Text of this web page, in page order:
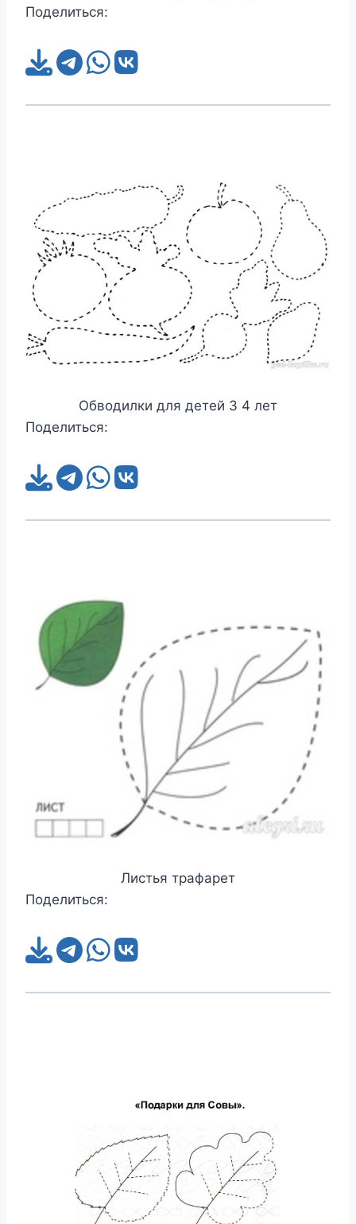
Поделиться:
Обводилки для детей 3 4 лет
Поделиться:
Листья трафарет
Поделиться: